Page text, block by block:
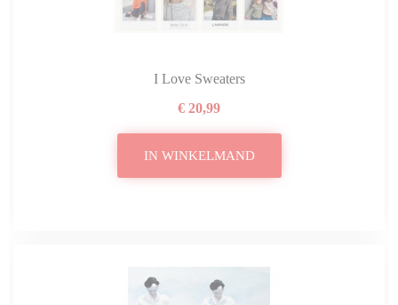
I Love Sweaters
€ 20,99
IN WINKELMAND